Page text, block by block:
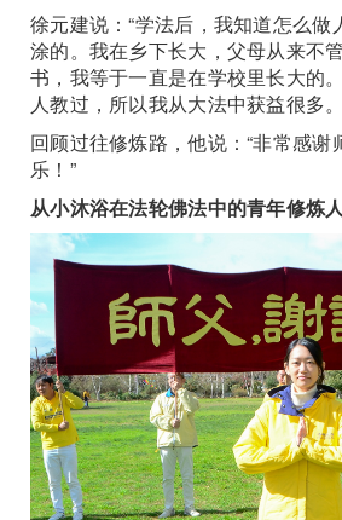
徐元建说：“学法后，我知道怎么做
涂的。我在乡下长大，父母从来不
书，我等于一直是在学校里长大的
人教过，所以我从大法中获益很多
回顾过往修炼路，他说：“非常感
乐！”
从小沐浴在法轮佛法中的青年修炼人